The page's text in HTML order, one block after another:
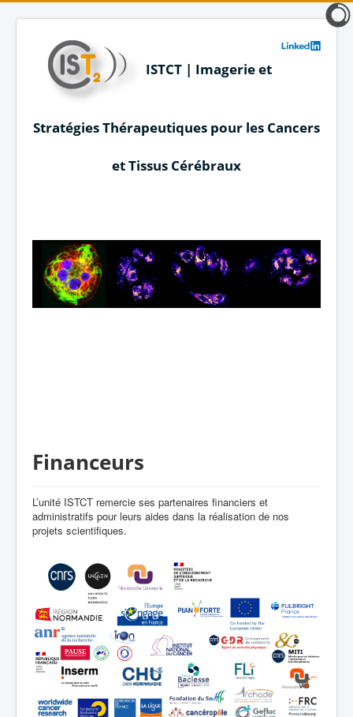
ISTCT | Imagerie et
Stratégies Thérapeutiques pour les Cancers
et Tissus Cérébraux
Financeurs
L’unité ISTCT remercie ses partenaires financiers et
administratifs pour leurs aides dans la réalisation de nos
projets scientifiques.